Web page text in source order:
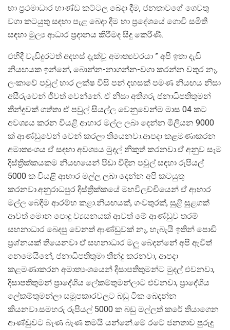
හා ප්‍රථමාධාර භාණ්ඩ කට්ටල බෙදා දීම, ජනතාවගේ ගෙවතු
වගා කටයුතු සඳහා පැළ බෙදා දීම හා ප්‍රදේශයේ ගොවි සමිති
සඳහා මුල්‍ය ආධාර ප්‍රදානය කිරීමද සිදු කෙරිණි.
එහිදී වැඩිදුරටත් අදහස් දැක්වූ අමාත්‍යවරයා ” අපි ඉතා දැඩි
නියඟයක ඉන්නේ, බොන්න-නාගන්න-වගා කරන්න වතුර නෑ,
ලංකාවේ පවුල් හාර ලක්ෂ විසි පන් දහසක් පමණ නියඟය නිසා
අසීරුවෙන් ජීවත් වෙන්නේ. ඒ නිසා අතිගරු ජනාධිපතිතුමන්
තීන්දුවක් ගත්තා ඒ පවුල් සියල්ල වෙනුවෙන්ම මාස 04 කට
අවශ්‍යය කරන වියළි ආහාර මල්ල ලබා දෙන්න මිලියන 9000
ක් ආණ්ඩුවෙන් වෙන් කරලා තියෙනවා.ආපදා කළමණාකරන
අමාත්‍යංශය ඒ සඳහා අවශ්‍යය මුදල් නිකුත් කරනවා.ඒ අනුව සෑම
දිස්ත්‍රික්කයකම නියඟයෙන් පිඩා විදින පවුල් සඳහා රුපියල්
5000 ක වියළි ආහාර මල්ල ලබා දෙන්න අපි කටයුතු
කරනවා.අනුරාධපුර දිස්ත්‍රික්කයේ මහවිලච්චියෙන් ඒ ආහාර
මල්ල බෙදීම ආරම්භ කළා.නියඟයක්, ගංවතුරක්, සුළි සුළගක්
ආවත් මොන පොදු ව්‍යසනයක් ආවත් මේ ආණ්ඩුව තරම්
සහනාධාර බෙදපු වෙනත් ආණ්ඩුවක් නෑ, හැබැයි ඉතින් පොඩි
ප්‍රශ්නයක් තියෙනවා ඒ සහනාධාර මලු බෙදන්නේ අපි ඇවිත්
නෙමෙයිනේ, ජනාධිපතිතුමා තීන්දු කරනවා, ආපදා
කළමණාකරන අමාත්‍යංශයෙන් දිසාපතිතුමන්ට මුදල් එවනවා,
දිසාපතිතුමන් ප්‍රාදේශිය ලේකම්තුමන්ලාට එවනවා, ප්‍රාදේශිය
ලේකම්තුමන්ලා සමූපකාරවලට බඩු ටික බෙදන්න
කියනවා.සමහරු රුපියල් 5000 ක බඩු මල්ලත් කරේ තියාගෙන
ආණ්ඩුවට බැණ බැණ තමයි යන්නේ.මේ රටේ ජනතාව පුරුදු